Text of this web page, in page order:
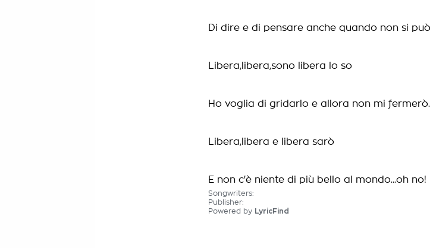
Di dire e di pensare anche quando non si può
Libera,libera,sono libera lo so
Ho voglia di gridarlo e allora non mi fermerò.
Libera,libera e libera sarò
E non c'è niente di più bello al mondo...oh no!
Songwriters:
Publisher:
Powered by LyricFind